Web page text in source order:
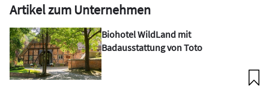
Artikel zum Unternehmen
Biohotel WildLand mit
Badausstattung von Toto